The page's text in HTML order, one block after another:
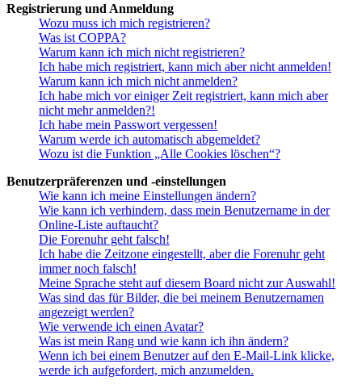
Registrierung und Anmeldung
Wozu muss ich mich registrieren?
Was ist COPPA?
Warum kann ich mich nicht registrieren?
Ich habe mich registriert, kann mich aber nicht anmelden!
Warum kann ich mich nicht anmelden?
Ich habe mich vor einiger Zeit registriert, kann mich aber
nicht mehr anmelden?!
Ich habe mein Passwort vergessen!
Warum werde ich automatisch abgemeldet?
Wozu ist die Funktion „Alle Cookies löschen“?
Benutzerpräferenzen und -einstellungen
Wie kann ich meine Einstellungen ändern?
Wie kann ich verhindern, dass mein Benutzername in der
Online-Liste auftaucht?
Die Forenuhr geht falsch!
Ich habe die Zeitzone eingestellt, aber die Forenuhr geht
immer noch falsch!
Meine Sprache steht auf diesem Board nicht zur Auswahl!
Was sind das für Bilder, die bei meinem Benutzernamen
angezeigt werden?
Wie verwende ich einen Avatar?
Was ist mein Rang und wie kann ich ihn ändern?
Wenn ich bei einem Benutzer auf den E-Mail-Link klicke,
werde ich aufgefordert, mich anzumelden.